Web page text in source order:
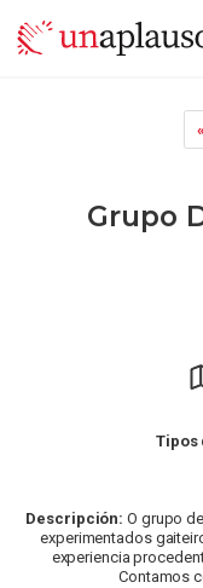
«
Grupo
Tipos
Descripción: O grupo
experimentados
experiencia
Contamos